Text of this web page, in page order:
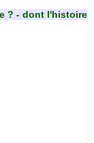
? - dont l'histoire